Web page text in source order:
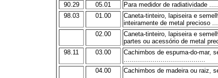
90.29
05.01
Para medidor de radiatividade
98.03
01.00
Caneta-tinteiro, lapiseira e
inteiramente de metal precioso
02.00
Caneta-tinteiro, lapiseira e
partes ou acessório de metal
98.11
03.00
Cachimbos de espuma-do-mar,
04.00
Cachimbos de madeira ou raiz,